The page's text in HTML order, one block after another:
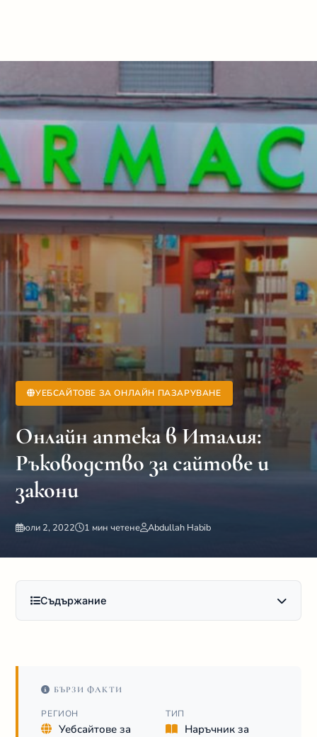
УЕБСАЙТОВЕ ЗА ОНЛАЙН ПАЗАРУВАНЕ
Онлайн аптека в Италия:
Ръководство за сайтове и
закони
юли 2, 2022 1 мин четене Abdullah Habib
Съдържание
БЪРЗИ ФАКТИ
РЕГИОН
Уебсайтове за
ТИП
Наръчник за